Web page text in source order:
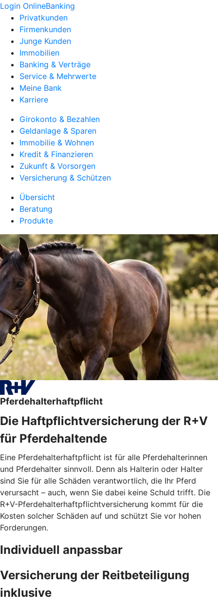
Login OnlineBanking
Privatkunden
Firmenkunden
Junge Kunden
Immobilien
Banking & Verträge
Service & Mehrwerte
Meine Bank
Karriere
Girokonto & Bezahlen
Geldanlage & Sparen
Immobilie & Wohnen
Kredit & Finanzieren
Zukunft & Vorsorgen
Versicherung & Schützen
Übersicht
Beratung
Produkte
Pferdehalterhaftpflicht
Die Haftpflichtversicherung der R+V
für Pferdehaltende
Eine Pferdehalterhaftpflicht ist für alle Pferdehalterinnen
und Pferdehalter sinnvoll. Denn als Halterin oder Halter
sind Sie für alle Schäden verantwortlich, die Ihr Pferd
verursacht – auch, wenn Sie dabei keine Schuld trifft. Die
R+V-Pferdehalterhaftpflichtversicherung kommt für die
Kosten solcher Schäden auf und schützt Sie vor hohen
Forderungen.
Individuell anpassbar
Versicherung der Reitbeteiligung
inklusive